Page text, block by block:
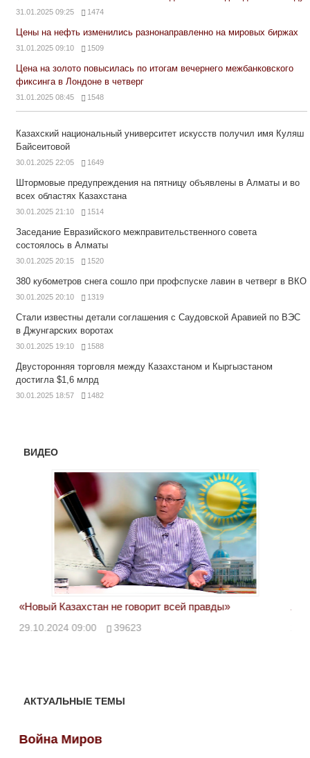
31.01.2025 09:25 1474
Цены на нефть изменились разнонаправленно на мировых биржах
31.01.2025 09:10 1509
Цена на золото повысилась по итогам вечернего межбанковского
фиксинга в Лондоне в четверг
31.01.2025 08:45 1548
Казахский национальный университет искусств получил имя Куляш
Байсеитовой
30.01.2025 22:05 1649
Штормовые предупреждения на пятницу объявлены в Алматы и во
всех областях Казахстана
30.01.2025 21:10 1514
Заседание Евразийского межправительственного совета
состоялось в Алматы
30.01.2025 20:15 1520
380 кубометров снега сошло при профспуске лавин в четверг в ВКО
30.01.2025 20:10 1319
Стали известны детали соглашения с Саудовской Аравией по ВЭС
в Джунгарских воротах
30.01.2025 19:10 1588
Двусторонняя торговля между Казахстаном и Кыргызстаном
достигла $1,6 млрд
30.01.2025 18:57 1482
ВИДЕО
«Новый Казахстан не говорит всей правды»
29.10.2024 09:00 39623
АКТУАЛЬНЫЕ ТЕМЫ
Война Миров